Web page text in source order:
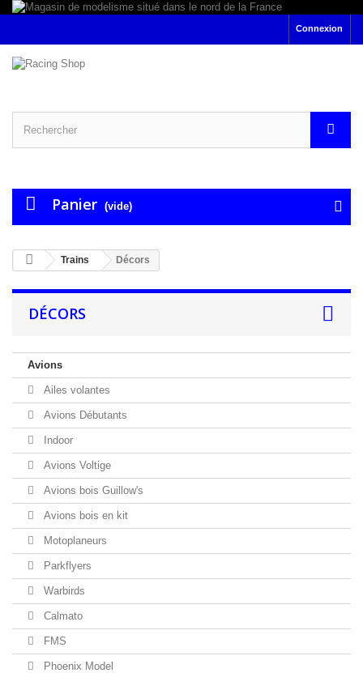
Connexion
Panier (vide)
Trains Décors
DÉCORS
Avions
Ailes volantes
Avions Débutants
Indoor
Avions Voltige
Avions bois Guillow's
Avions bois en kit
Motoplaneurs
Parkflyers
Warbirds
Calmato
FMS
Phoenix Model